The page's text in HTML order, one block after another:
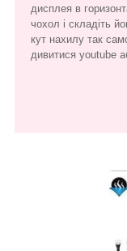
дисплея в
чохол і складіть
кут нахилу так
дивитися youtube